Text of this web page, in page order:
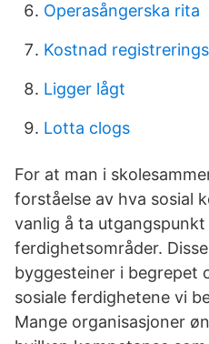
Operasångerska rita
Kostnad
Ligger lågt
Lotta clogs
For at man i
forståelse av hva sosial
vanlig å ta utgangspunkt
ferdighetsområder.
byggesteiner i begrepet
sosiale ferdighetene vi
Mange organisasjoner